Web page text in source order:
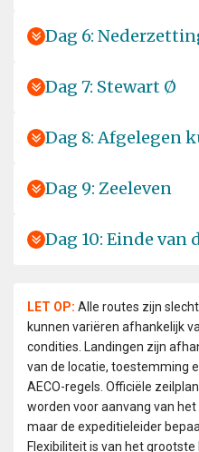
Dag 6:
Dag 7: Stewart Ø
Dag 8: Afgelegen
Dag 9: Zeeleven
Dag 10: Einde
LET OP: Alle routes zijn
kunnen variëren afhankelijk
condities. Landingen zijn
van de locatie, toestemming
AECO-regels. Officiële
worden voor aanvang van
maar de expeditieleider
Flexibiliteit is van het